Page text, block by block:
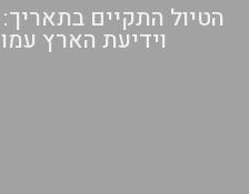
וידיעת הארץ